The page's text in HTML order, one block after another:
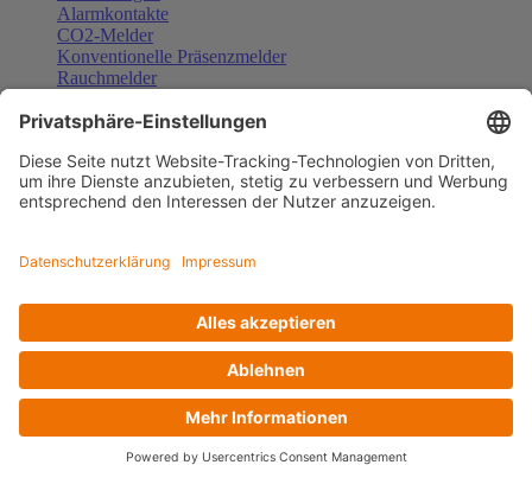
Alarmkontakte
CO2-Melder
Konventionelle Präsenzmelder
Rauchmelder
Gefahrenmelder
Türsprechanlagen
Alle anzeigen
Außenstationen
Klingeltaster und Gongs
Sprechanlagen-Sets
Zubehör Türkommunikation
Videoüberwachung
Zubehör Videoüberwachung
Alle anzeigen